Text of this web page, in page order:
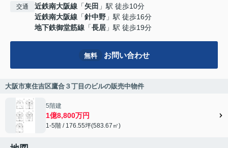
交通 近鉄南大阪線 「矢田 」駅 徒歩10分
近鉄南大阪線 「針中野 」駅 徒歩16分
地下鉄御堂筋線 「長居 」駅 徒歩19分
無料 お問い合わせ
大阪市東住吉区鷹合３丁目のビルの販売中物件
5階建
1億8,800万円
1-5階 / 176.55坪(583.67㎡)